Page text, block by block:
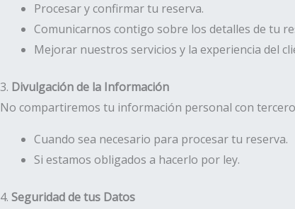
Procesar y confirmar tu reserva.
Comunicarnos contigo sobre los detalles de tu
Mejorar nuestros servicios y la experiencia del
3. Divulgación de la Información
No compartiremos tu información personal con
Cuando sea necesario para procesar tu reserva.
Si estamos obligados a hacerlo por ley.
4. Seguridad de tus Datos